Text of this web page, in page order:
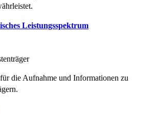
Leistungsspektrum
die Aufnahme und Informationen zu